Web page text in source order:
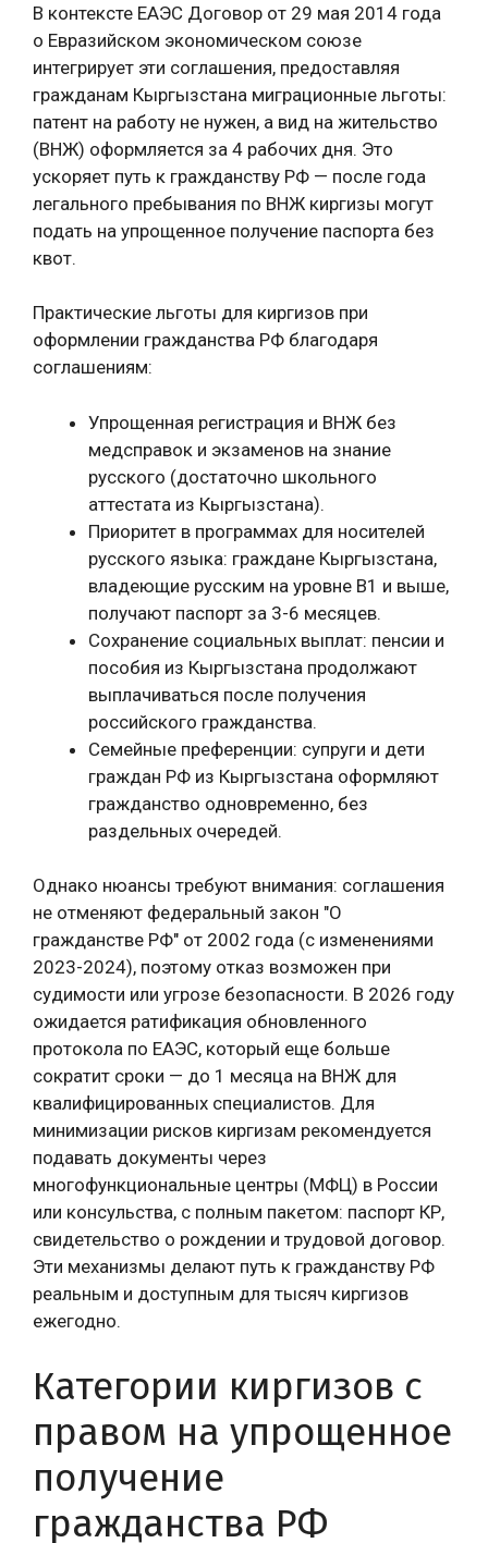
В контексте ЕАЭС Договор от 29 мая 2014 года
о Евразийском экономическом союзе
интегрирует эти соглашения, предоставляя
гражданам Кыргызстана миграционные льготы:
патент на работу не нужен, а вид на жительство
(ВНЖ) оформляется за 4 рабочих дня. Это
ускоряет путь к гражданству РФ — после года
легального пребывания по ВНЖ киргизы могут
подать на упрощенное получение паспорта без
квот.
Практические льготы для киргизов при
оформлении гражданства РФ благодаря
соглашениям:
Упрощенная регистрация и ВНЖ без
медсправок и экзаменов на знание
русского (достаточно школьного
аттестата из Кыргызстана).
Приоритет в программах для носителей
русского языка: граждане Кыргызстана,
владеющие русским на уровне B1 и выше,
получают паспорт за 3-6 месяцев.
Сохранение социальных выплат: пенсии и
пособия из Кыргызстана продолжают
выплачиваться после получения
российского гражданства.
Семейные преференции: супруги и дети
граждан РФ из Кыргызстана оформляют
гражданство одновременно, без
раздельных очередей.
Однако нюансы требуют внимания: соглашения
не отменяют федеральный закон "О
гражданстве РФ" от 2002 года (с изменениями
2023-2024), поэтому отказ возможен при
судимости или угрозе безопасности. В 2026 году
ожидается ратификация обновленного
протокола по ЕАЭС, который еще больше
сократит сроки — до 1 месяца на ВНЖ для
квалифицированных специалистов. Для
минимизации рисков киргизам рекомендуется
подавать документы через
многофункциональные центры (МФЦ) в России
или консульства, с полным пакетом: паспорт КР,
свидетельство о рождении и трудовой договор.
Эти механизмы делают путь к гражданству РФ
реальным и доступным для тысяч киргизов
ежегодно.
Категории киргизов с
правом на упрощенное
получение
гражданства РФ